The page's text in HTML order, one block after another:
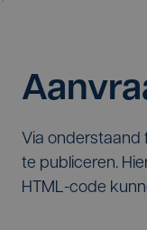
Via onderstaand
te publiceren.
HTML-code